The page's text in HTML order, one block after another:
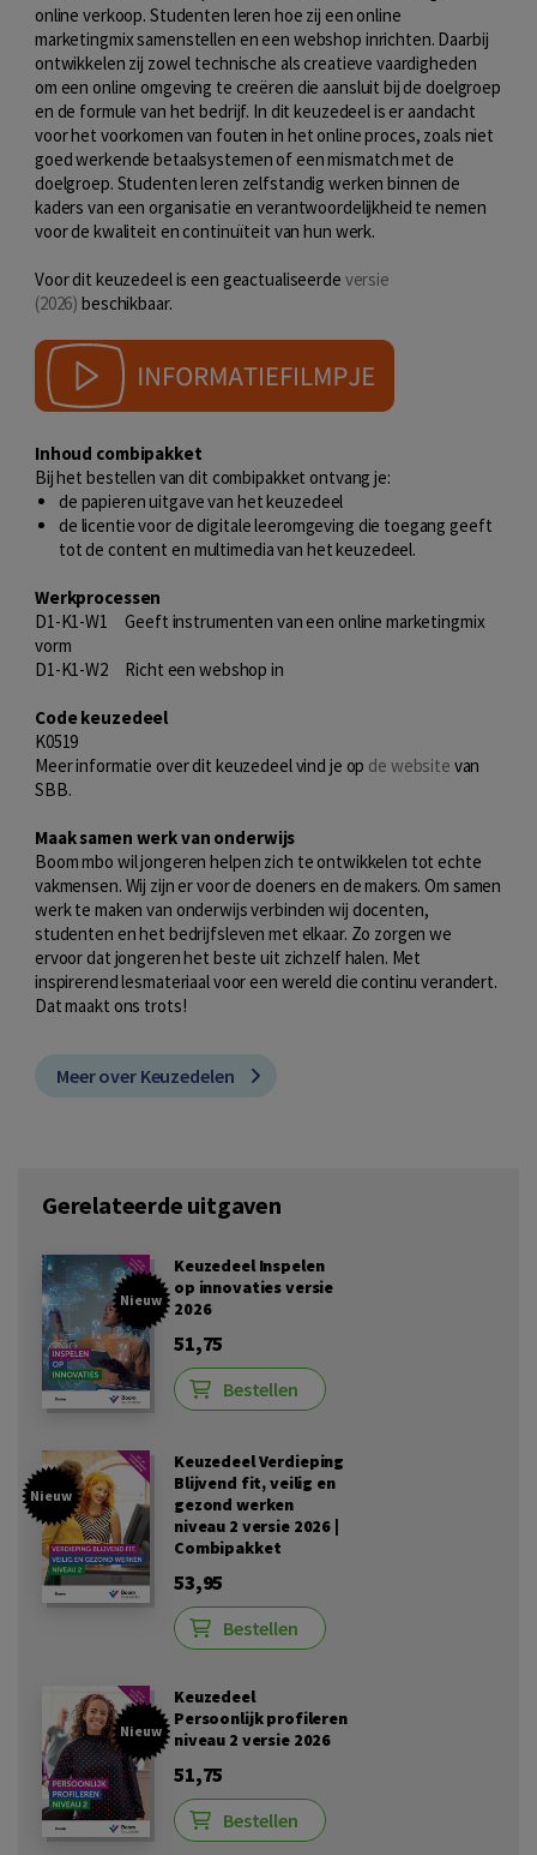
online verkoop. Studenten leren hoe zij een online
marketingmix samenstellen en een webshop inrichten. Daarbij
ontwikkelen zij zowel technische als creatieve vaardigheden
om een online omgeving te creëren die aansluit bij de doelgroep
en de formule van het bedrijf. In dit keuzedeel is er aandacht
voor het voorkomen van fouten in het online proces, zoals niet
goed werkende betaalsystemen of een mismatch met de
doelgroep. Studenten leren zelfstandig werken binnen de
kaders van een organisatie en verantwoordelijkheid te nemen
voor de kwaliteit en continuïteit van hun werk.
Voor dit keuzedeel is een geactualiseerde versie
(2026) beschikbaar.
Inhoud combipakket
Bij het bestellen van dit combipakket ontvang je:
de papieren uitgave van het keuzedeel
de licentie voor de digitale leeromgeving die toegang geeft
tot de content en multimedia van het keuzedeel.
Werkprocessen
D1-K1-W1 Geeft instrumenten van een online marketingmix
vorm
D1-K1-W2 Richt een webshop in
Code keuzedeel
K0519
Meer informatie over dit keuzedeel vind je op de website van
SBB.
Maak samen werk van onderwijs
Boom mbo wil jongeren helpen zich te ontwikkelen tot echte
vakmensen. Wij zijn er voor de doeners en de makers. Om samen
werk te maken van onderwijs verbinden wij docenten,
studenten en het bedrijfsleven met elkaar. Zo zorgen we
ervoor dat jongeren het beste uit zichzelf halen. Met
inspirerend lesmateriaal voor een wereld die continu verandert.
Dat maakt ons trots!
Meer over Keuzedelen
Gerelateerde uitgaven
Nieuw
Keuzedeel Inspelen
op innovaties versie
2026
51,75
Bestellen
Nieuw
Keuzedeel Verdieping
Blijvend fit, veilig en
gezond werken
niveau 2 versie 2026 |
Combipakket
53,95
Bestellen
Nieuw
Keuzedeel
Persoonlijk profileren
niveau 2 versie 2026
51,75
Bestellen